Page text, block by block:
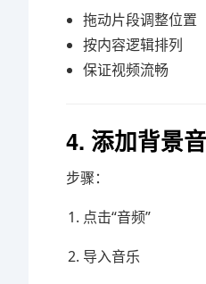
拖动片段调整位置
按内容逻辑排列
保证视频流畅
4. 添加背景
步骤：
点击“音频”
导入音乐